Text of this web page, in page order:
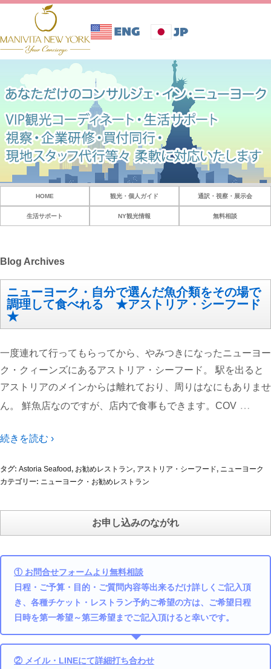
HOME 観光・個人ガイド 通訳・視察・展示会
生活サポート NY観光情報 無料相談
Blog Archives
ニューヨーク・自分で選んだ魚介類をその場で
調理して食べれる ★アストリア・シーフード
★
一度連れて行ってもらってから、やみつきになったニューヨー
ク・クィーンズにあるアストリア・シーフード。 駅を出ると
アストリアのメインからは離れており、周りはなにもありませ
ん。 鮮魚店なのですが、店内で食事もできます。COV …
続きを読む ›
タグ: Astoria Seafood, お勧めレストラン, アストリア・シーフード, ニューヨーク
カテゴリー: ニューヨーク・お勧めレストラン
お申し込みのながれ
① お問合せフォームより無料相談
日程・ご予算・目的・ご質問内容等出来るだけ詳しくご記入頂
き、各種チケット・レストラン予約ご希望の方は、ご希望日程
日時を第一希望～第三希望までご記入頂けると幸いです。
② メイル・LINEにて詳細打ち合わせ